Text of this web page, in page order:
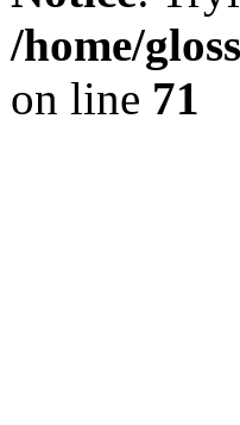
/home/
on line 71